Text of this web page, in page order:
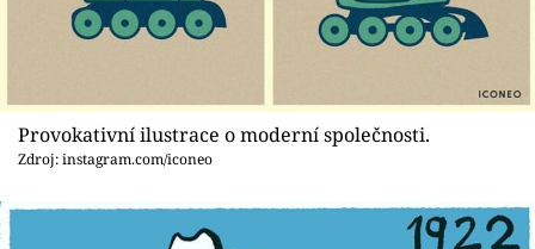
Provokativní ilustrace o moderní společnosti.
Zdroj: instagram.com/iconeo